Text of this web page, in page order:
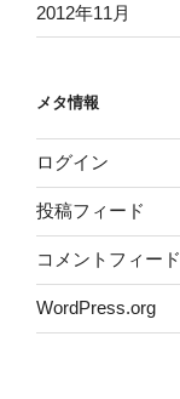
2012年11月
メタ情報
ログイン
投稿フィード
コメントフィード
WordPress.org